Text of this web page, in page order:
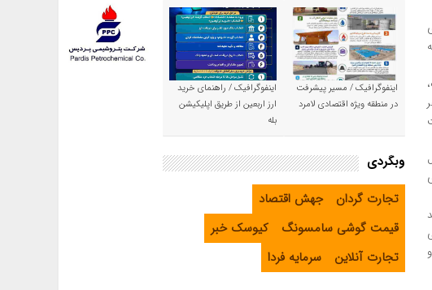
اینفوگرافیک / مسیر پیشرفت
در منطقه ویژه اقتصادی لامرد
اینفوگرافیک / راهنمای خرید
ارز اربعین از طریق اپلیکیشن
بله
وبگردی
تجارت گردان
جهش اقتصاد
قیمت گوشی سامسونگ
کیوسک خبر
تجارت آنلاین
سرمایه فردا